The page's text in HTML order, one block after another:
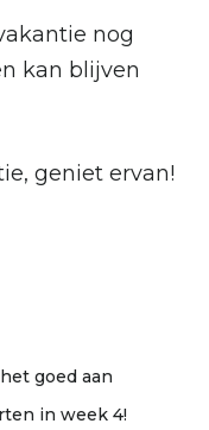
nog
kan blijven
geniet ervan!
goed aan
in week 4!